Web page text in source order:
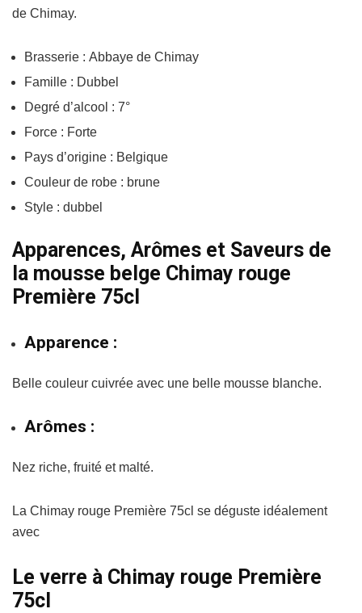
de Chimay.
Brasserie : Abbaye de Chimay
Famille : Dubbel
Degré d’alcool : 7°
Force : Forte
Pays d’origine : Belgique
Couleur de robe : brune
Style : dubbel
Apparences, Arômes et Saveurs de
la mousse belge Chimay rouge
Première 75cl
Apparence :
Belle couleur cuivrée avec une belle mousse blanche.
Arômes :
Nez riche, fruité et malté.
La Chimay rouge Première 75cl se déguste idéalement
avec
Le verre à Chimay rouge Première
75cl